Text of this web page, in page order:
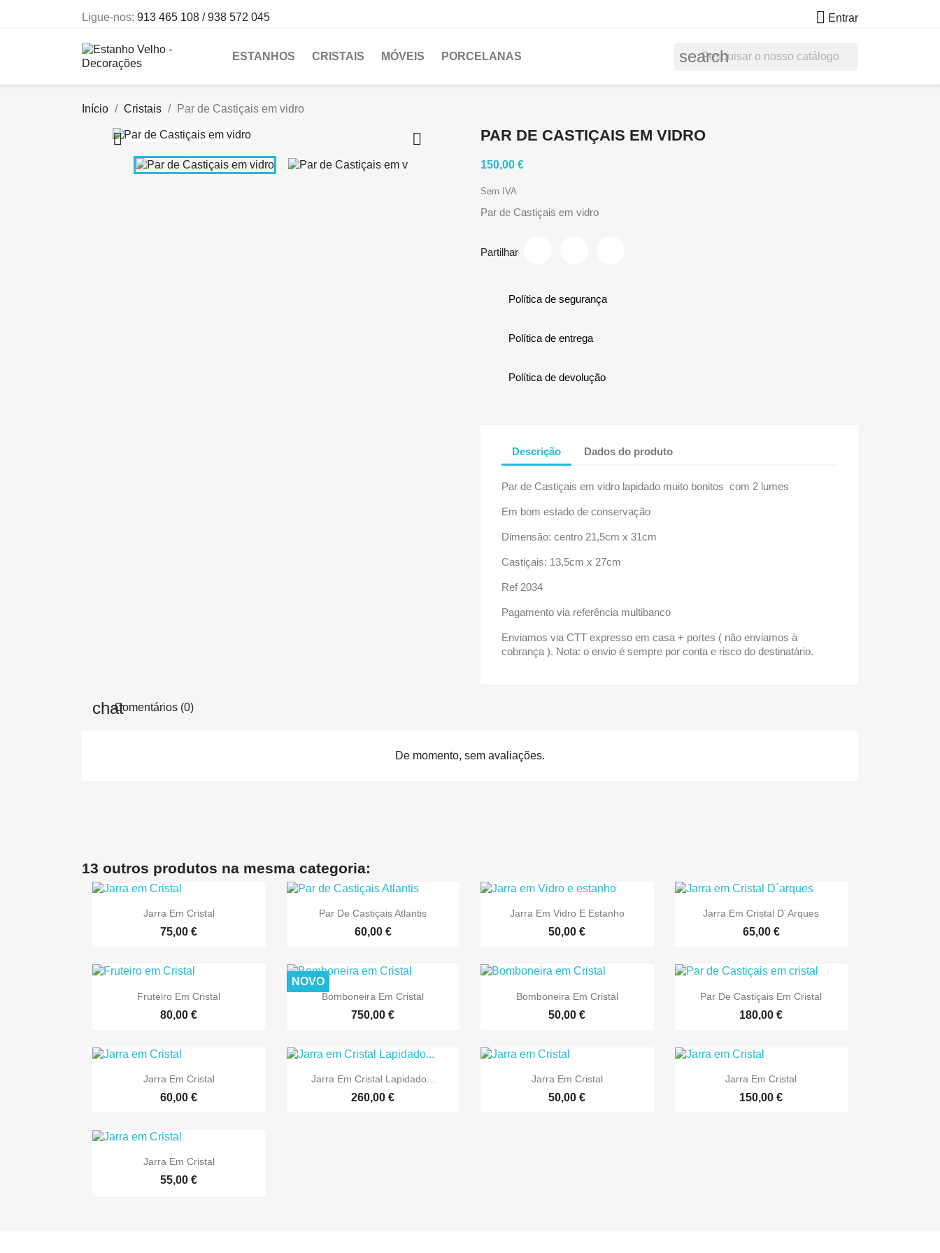
Ligue-nos: 913 465 108 / 938 572 045  Entrar
ESTANHOS CRISTAIS MÓVEIS PORCELANAS search
Início Cristais Par de Castiçais em vidro
  PAR DE CASTIÇAIS EM VIDRO
150,00 €
Sem IVA
Par de Castiçais em vidro
Partilhar
Política de segurança
Política de entrega
Política de devolução
Descrição Dados do produto
Par de Castiçais em vidro lapidado muito bonitos com 2 lumes
Em bom estado de conservação
Dimensão: centro 21,5cm x 31cm
Castiçais: 13,5cm x 27cm
Ref 2034
Pagamento via referência multibanco
Enviamos via CTT expresso em casa + portes ( não enviamos à
cobrança ). Nota: o envio é sempre por conta e risco do destinatário.
Comentários (0)
De momento, sem avaliações.
13 outros produtos na mesma categoria:
 Vista rápida
Jarra Em Cristal
75,00 €
 Vista rápida
Par De Castiçais Atlantis
60,00 €
 Vista rápida
Jarra Em Vidro E Estanho
50,00 €
 Vista rápida
Jarra Em Cristal D´arques
65,00 €
 Vista rápida
Fruteiro Em Cristal
80,00 €
 Vista rápida
Bomboneira Em Cristal
750,00 €
NOVO
 Vista rápida
Bomboneira Em Cristal
50,00 €
 Vista rápida
Par De Castiçais Em Cristal
180,00 €
 Vista rápida
Jarra Em Cristal
60,00 €
 Vista rápida
Jarra Em Cristal Lapidado...
260,00 €
 Vista rápida
Jarra Em Cristal
50,00 €
 Vista rápida
Jarra Em Cristal
150,00 €
 Vista rápida
Jarra Em Cristal
55,00 €